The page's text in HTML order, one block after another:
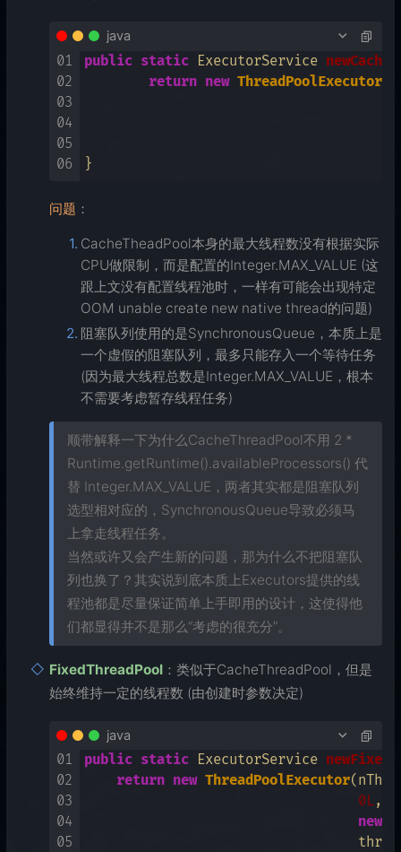
java
01
02
03
04
05
06
public static ExecutorService
return new ThreadPoolExecutor
问题 ：
CacheTheadPool本身的最大线程数没有根据实际
CPU做限制，而是配置的Integer.MAX_VALUE (这
跟上文没有配置线程池时，一样有可能会出现特定
OOM unable create new native thread的问题)
阻塞队列使用的是SynchronousQueue，本质上是
一个虚假的阻塞队列，最多只能存入一个等待任务
(因为最大线程总数是Integer.MAX_VALUE，根本
不需要考虑暂存线程任务)
顺带解释一下为什么CacheThreadPool不用 2 *
Runtime.getRuntime().availableProcessors() 代
替 Integer.MAX_VALUE，两者其实都是阻塞队列
选型相对应的，SynchronousQueue导致必须马
上拿走线程任务。
当然或许又会产生新的问题，那为什么不把阻塞队
列也换了？其实说到底本质上Executors提供的线
程池都是尽量保证简单上手即用的设计，这使得他
们都显得并不是那么“考虑的很充分”。
FixedThreadPool ：类似于CacheThreadPool，但是
始终维持一定的线程数 (由创建时参数决定)
java
01
02
03
04
05
public static ExecutorService
return new ThreadPoolExecutor
0L,
new